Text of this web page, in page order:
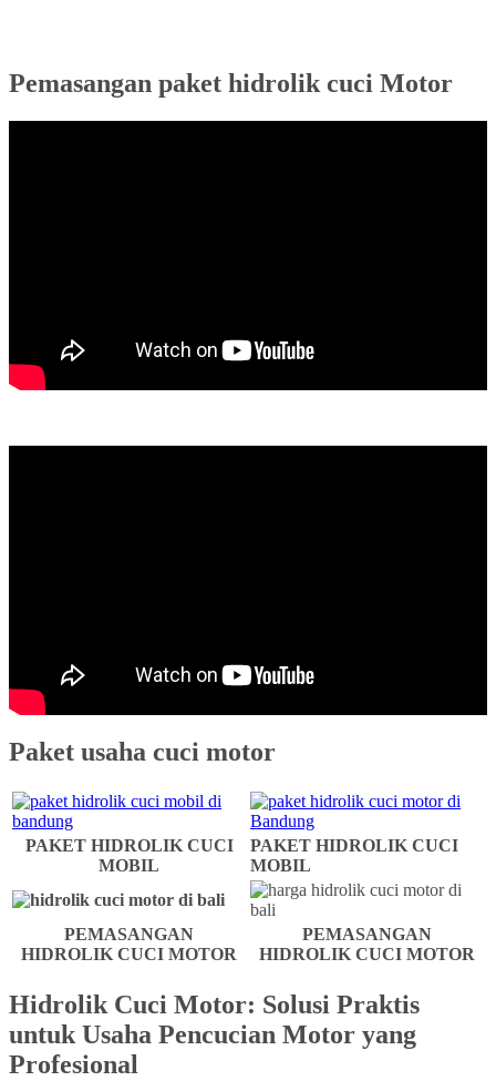
Pemasangan paket hidrolik cuci Motor
Paket usaha cuci motor
PAKET HIDROLIK CUCI
MOBIL
PAKET HIDROLIK CUCI
MOBIL
PEMASANGAN
HIDROLIK CUCI MOTOR
PEMASANGAN
HIDROLIK CUCI MOTOR
Hidrolik Cuci Motor: Solusi Praktis
untuk Usaha Pencucian Motor yang
Profesional